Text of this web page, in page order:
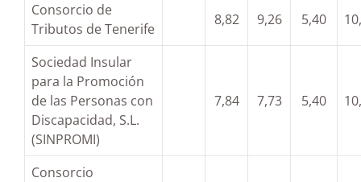
Consorcio de
Tributos de Tenerife
8,82 9,26 5,40
Sociedad Insular
para la Promoción
de las Personas con
Discapacidad, S.L.
(SINPROMI)
7,84 7,73 5,40
Consorcio